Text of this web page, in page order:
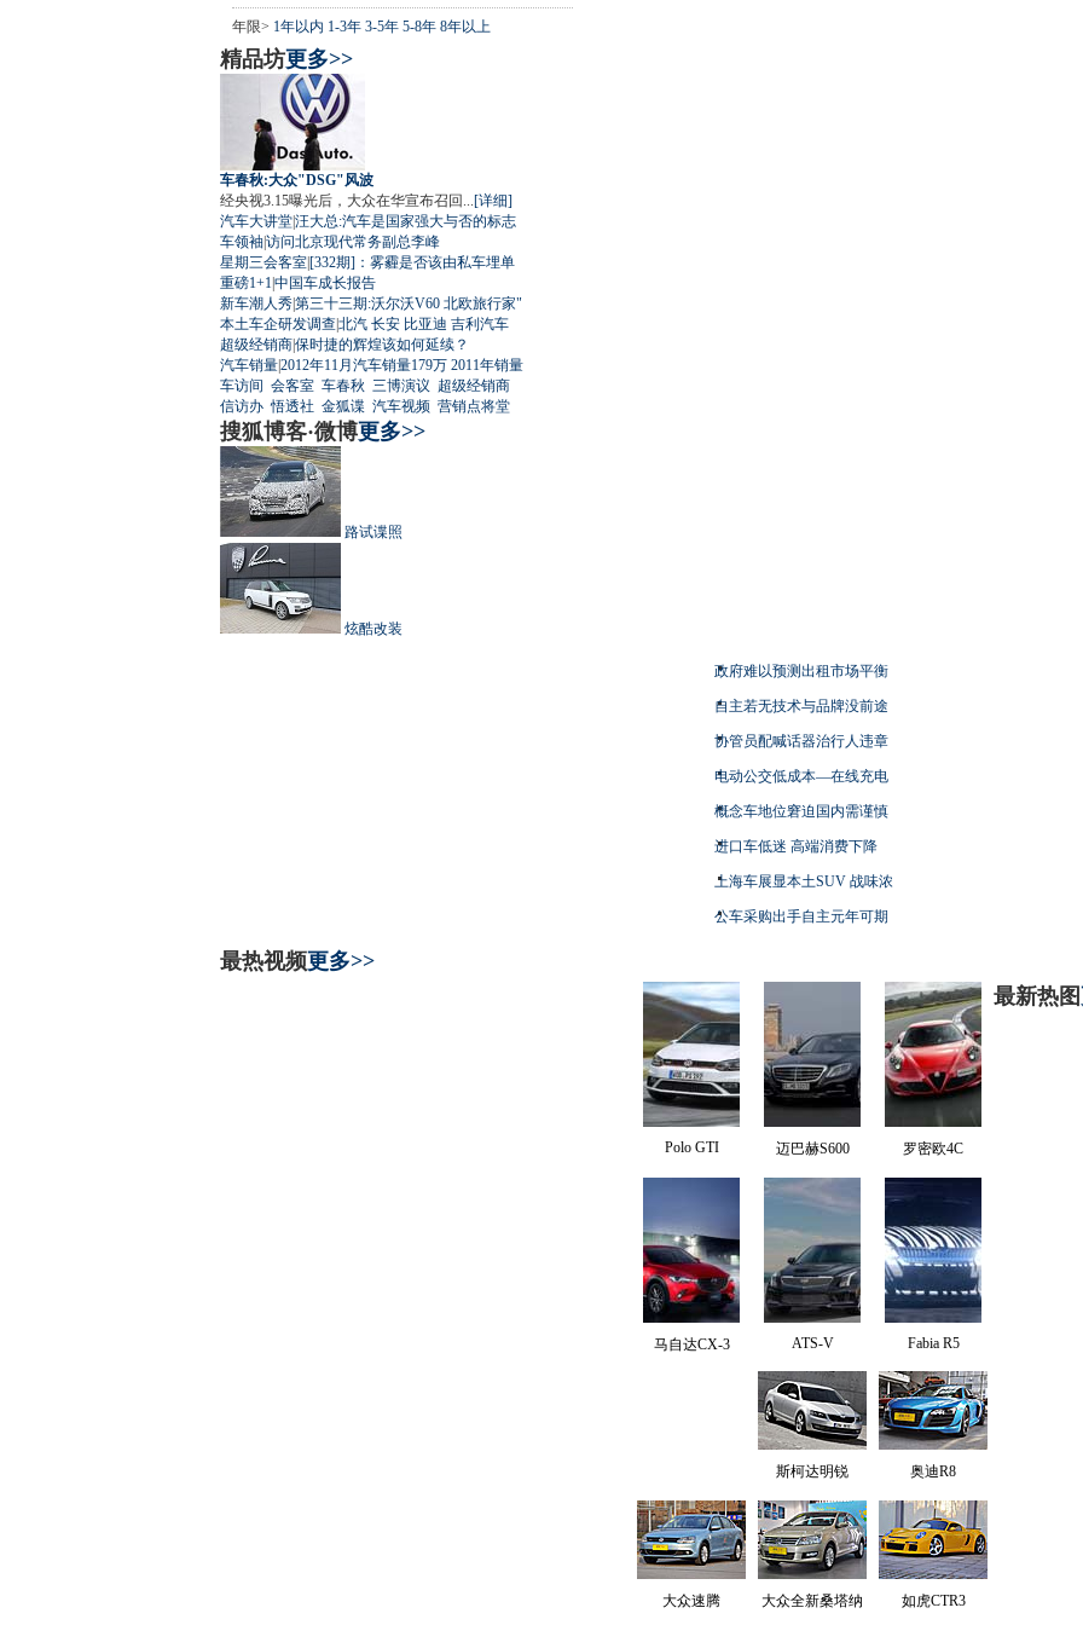
年限> 1年以内 1-3年 3-5年 5-8年 8年以上
精品坊更多>>
车春秋:大众"DSG"风波
经央视3.15曝光后，大众在华宣布召回... [详细]
汽车大讲堂|汪大总:汽车是国家强大与否的标志
车领袖|访问北京现代常务副总李峰
星期三会客室|[332期]：雾霾是否该由私车埋单
重磅1+1 |中国车成长报告
新车潮人秀|第三十三期:沃尔沃V60 北欧旅行家"
本土车企研发调查|北汽 长安 比亚迪 吉利汽车
超级经销商|保时捷的辉煌该如何延续？
汽车销量|2012年11月汽车销量179万 2011年销量
车访间 会客室 车春秋 三博演议 超级经销商
信访办 悟透社 金狐谍 汽车视频 营销点将堂
搜狐博客·微博更多>>
路试谍照
炫酷改装
政府难以预测出租市场平衡
自主若无技术与品牌没前途
协管员配喊话器治行人违章
电动公交低成本—在线充电
概念车地位窘迫国内需谨慎
进口车低迷 高端消费下降
上海车展显本土SUV 战味浓
公车采购出手自主元年可期
最热视频更多>>
Polo GTI 迈巴赫S600 罗密欧4C
马自达CX-3 ATS-V Fabia R5
最新热图
斯柯达明锐 奥迪R8
大众速腾 大众全新桑塔纳 如虎CTR3